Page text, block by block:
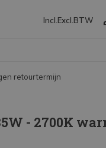
Incl. Excl. BTW
- 2700K